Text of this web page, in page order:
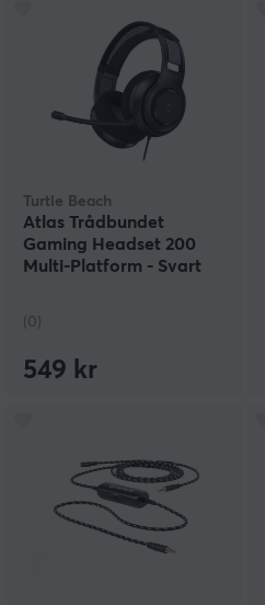
Turtle Beach
Atlas Trådbundet
Gaming Headset 200
Multi-Platform - Svart
(0)
549 kr